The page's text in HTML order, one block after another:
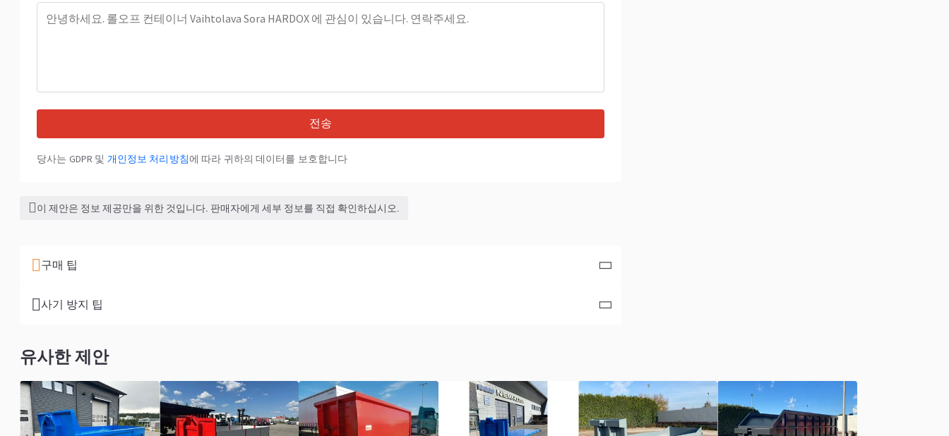
전송
당사는 GDPR 및 개인정보 처리방침에 따라 귀하의 데이터를 보호합니다
이 제안은 정보 제공만을 위한 것입니다. 판매자에게 세부 정보를 직접 확인하십시오.
구매 팁
사기 방지 팁
유사한 제안